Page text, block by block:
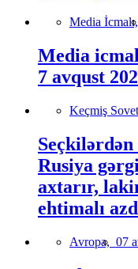
Media İcmalı,
Media
7 avqust
Keçmiş
Rusiya
axtarır,
ehtimalı
Avropa, 07